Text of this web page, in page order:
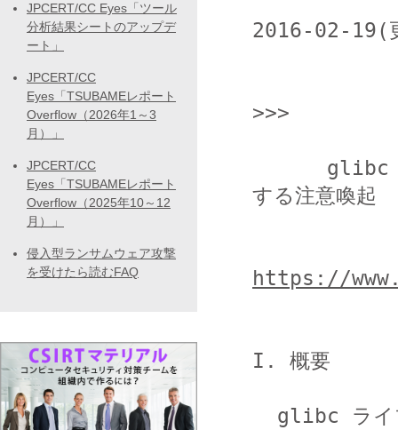
2016-02-19(
>>>
する注意喚起
https://
I. 概要
JPCERT/CC Eyes「ツール
分析結果シートのアップデ
ート」
JPCERT/CC
Eyes「TSUBAMEレポート
Overflow（2026年1～3
月）」
JPCERT/CC
Eyes「TSUBAMEレポート
Overflow（2025年10～12
月）」
侵入型ランサムウェア攻撃
を受けたら読むFAQ